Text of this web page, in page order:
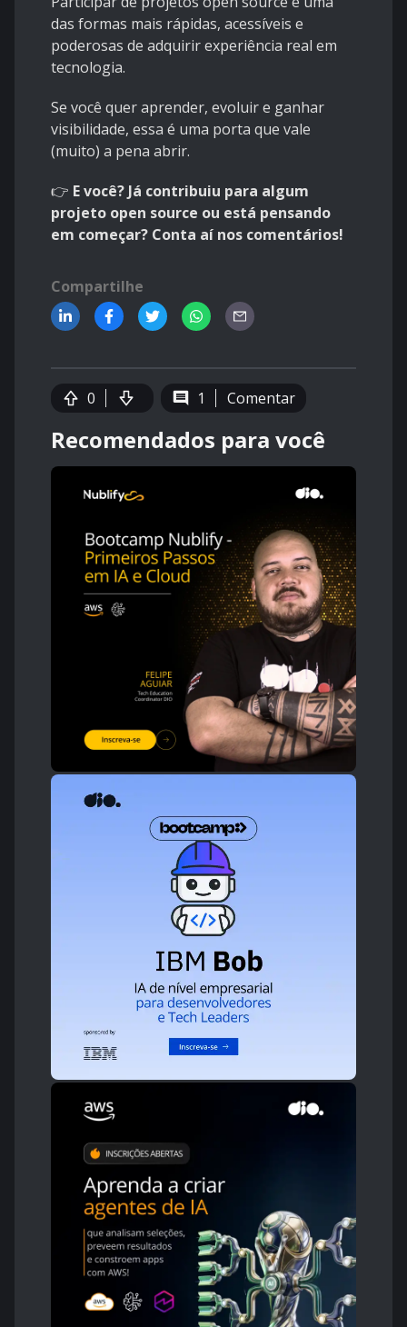
das formas mais rápidas, acessíveis e
poderosas de adquirir experiência real em
tecnologia.
Se você quer aprender, evoluir e ganhar
visibilidade, essa é uma porta que vale
(muito) a pena abrir.
👉 E você? Já contribuiu para algum
projeto open source ou está pensando
em começar? Conta aí nos comentários!
Compartilhe
0 1 Comentar
Recomendados para você